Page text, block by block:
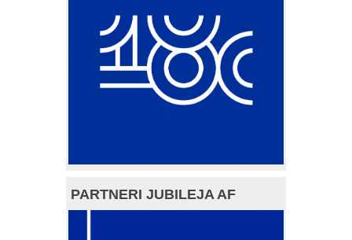
PARTNERI JUBILEJA AF